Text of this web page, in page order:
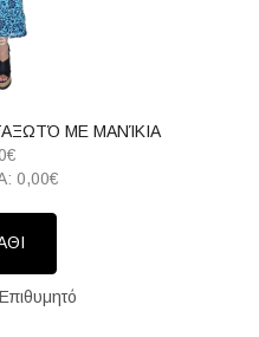
ΜΕ ΜΑΝΊΚΙΑ
0,00€
Επιθυμητό